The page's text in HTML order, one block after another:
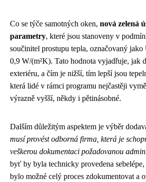
Co se týče samotných oken, nová zelená
parametry, které jsou stanoveny v
součinitel prostupu tepla, označovaný
0,9 W/(m²K). Tato hodnota vyjadřuje, jak
exteriéru, a čím je nižší, tím lepší jsou
která lidé v rámci programu nejčastěji
výrazně vyšší, někdy i pětinásobné.
Dalším důležitým aspektem je výběr
musí provést odborná firma, která je
veškerou dokumentaci požadovanou
byť by byla technicky provedena
bylo možné celý proces zdokumentovat a